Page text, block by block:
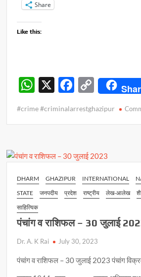
Share
Like this:
W
at
A
p
p
X
F
e
o
k
C
o
p
n
k
#crime #criminalarrestghazipur
DHARM GHAZIPUR INTERNATIONAL
STATE
जनपदीय प्रदेश राष्ट्रीय लेख-आलेख
साहित्यिक
पंचांग व राशिफल – 30 जुलाई
Dr. A. K Rai July 30, 2023
पंचांग व राशिफल – 30 जुलाई 2023 पंचांग